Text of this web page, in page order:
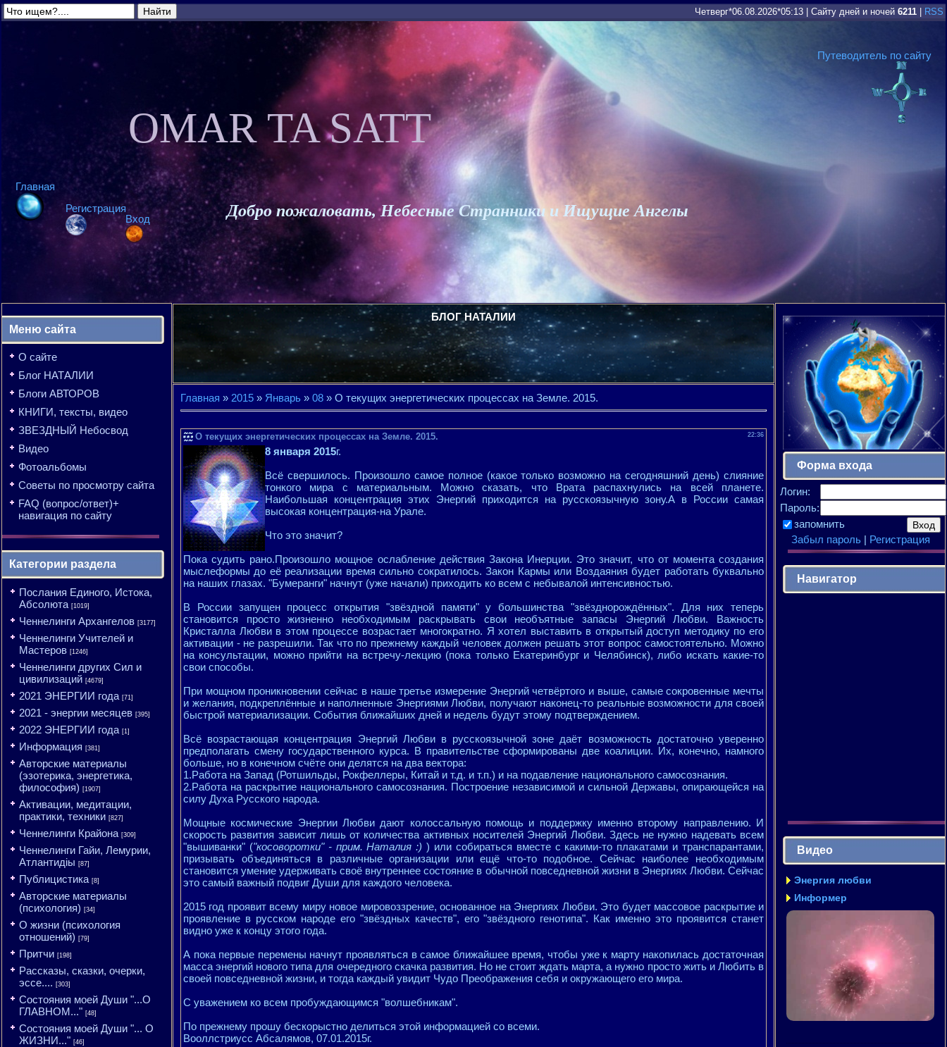
Четверг*06.08.2026*05:13 Сайту дней и ночей 6211 RSS
Путеводитель по сайту
Главная
Регистрация
Вход
OMAR TA SATT
Добро пожаловать, Небесные Странники и Ищущие Ангелы
Меню сайта
О сайте
Блог НАТАЛИИ
Блоги АВТОРОВ
КНИГИ, тексты, видео
ЗВЕЗДНЫЙ Небосвод
Видео
Фотоальбомы
Советы по просмотру сайта
FAQ (вопрос/ответ)+
навигация по сайту
Категории раздела
Послания Единого, Истока,
Абсолюта [1019]
Ченнелинги Архангелов [3177]
Ченнелинги Учителей и
Мастеров [1246]
Ченнелинги других Сил и
цивилизаций [4679]
2021 ЭНЕРГИИ года [71]
2021 - энергии месяцев [395]
2022 ЭНЕРГИИ года [1]
Информация [381]
Авторские материалы
(эзотерика, энергетика,
философия) [1907]
Активации, медитации,
практики, техники [827]
Ченнелинги Крайона [309]
Ченнелинги Гайи, Лемурии,
Атлантидіы [87]
Публицистика [8]
Авторские материалы
(психология) [34]
О жизни (психология
отношений) [79]
Притчи [198]
Рассказы, сказки, очерки,
эссе.... [303]
Состояния моей Души "...О
ГЛАВНОМ..." [48]
Состояния моей Души "... О
ЖИЗНИ..." [46]
БЛОГ НАТАЛИИ
Главная » 2015 » Январь » 08 » О текущих энергетических процессах на Земле. 2015.
22:36
О текущих энергетических процессах на Земле. 2015.
8 января 2015г.
Всё свершилось. Произошло самое полное (какое только возможно на сегодняшний день) слияние
тонкого мира с материальным. Можно сказать, что Врата распахнулись на всей планете.
Наибольшая концентрация этих Энергий приходится на русскоязычную зону.А в России самая
высокая концентрация-на Урале.
Что это значит?
Пока судить рано.Произошло мощное ослабление действия Закона Инерции. Это значит, что от момента создания
мыслеформы до её реализации время сильно сократилось. Закон Кармы или Воздаяния будет работать буквально
на наших глазах. "Бумеранги" начнут (уже начали) приходить ко всем с небывалой интенсивностью.
В России запущен процесс открытия "звёздной памяти" у большинства "звёзднорождённых". Для них теперь
становится просто жизненно необходимым раскрывать свои необъятные запасы Энергий Любви. Важность
Кристалла Любви в этом процессе возрастает многократно. Я хотел выставить в открытый доступ методику по его
активации - не разрешили. Так что по прежнему каждый человек должен решать этот вопрос самостоятельно. Можно
на консультации, можно прийти на встречу-лекцию (пока только Екатеринбург и Челябинск), либо искать какие-то
свои способы.
При мощном проникновении сейчас в наше третье измерение Энергий четвёртого и выше, самые сокровенные мечты
и желания, подкреплённые и наполненные Энергиями Любви, получают наконец-то реальные возможности для своей
быстрой материализации. События ближайших дней и недель будут этому подтверждением.
Всё возрастающая концентрация Энергий Любви в русскоязычной зоне даёт возможность достаточно уверенно
предполагать смену государственного курса. В правительстве сформированы две коалиции. Их, конечно, намного
больше, но в конечном счёте они делятся на два вектора:
1.Работа на Запад (Ротшильды, Рокфеллеры, Китай и т.д. и т.п.) и на подавление национального самосознания.
2.Работа на раскрытие национального самосознания. Построение независимой и сильной Державы, опирающейся на
силу Духа Русского народа.
Мощные космические Энергии Любви дают колоссальную помощь и поддержку именно второму направлению. И
скорость развития зависит лишь от количества активных носителей Энергий Любви. Здесь не нужно надевать всем
"вышиванки" ("косоворотки" - прим. Наталия :) ) или собираться вместе с какими-то плакатами и транспарантами,
призывать объединяться в различные организации или ещё что-то подобное. Сейчас наиболее необходимым
становится умение удерживать своё внутреннее состояние в обычной повседневной жизни в Энергиях Любви. Сейчас
это самый важный подвиг Души для каждого человека.
2015 год проявит всему миру новое мировоззрение, основанное на Энергиях Любви. Это будет массовое раскрытие и
проявление в русском народе его "звёздных качеств", его "звёздного генотипа". Как именно это проявится станет
видно уже к концу этого года.
А пока первые перемены начнут проявляться в самое ближайшее время, чтобы уже к марту накопилась достаточная
масса энергий нового типа для очередного скачка развития. Но не стоит ждать марта, а нужно просто жить и Любить в
своей повседневной жизни, и тогда каждый увидит Чудо Преображения себя и окружающего его мира.
С уважением ко всем пробуждающимся "волшебникам".
По прежнему прошу бескорыстно делиться этой информацией со всеми.
Вооллстриусс Абсалямов, 07.01.2015г.
Форма входа
Логин:
Пароль:
запомнить
Забыл пароль| Регистрация
Навигатор
Видео
Энергия любви
Информер